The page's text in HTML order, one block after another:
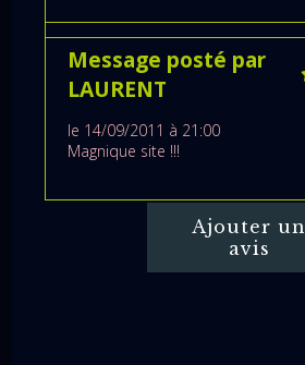
Message posté par
LAURENT
le 14/09/2011 à 21:00
Magnique site !!!
Ajouter un
avis